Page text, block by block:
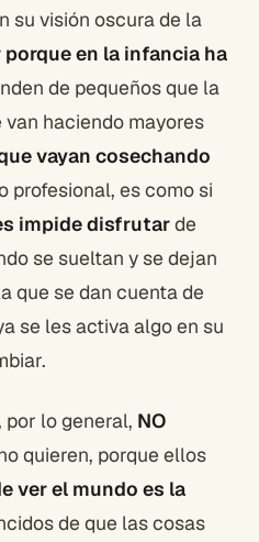
su visión oscura de la
en la infancia ha
de pequeños que la
haciendo mayores
vayan cosechando
profesional, es como si
impide disfrutarde
se sueltan y se dejan
que se dan cuenta de
se les activa algo en su
por lo general, NO
quieren, porque ellos
ver el mundo es la
de que las cosas